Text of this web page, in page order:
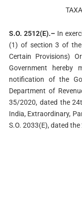
S.O. 2512(E).–In
(1) of section 3 of
Certain Provisions)
Government hereby
notification of the
Department of
35/2020, dated the
India, Extraordinary,
S.O. 2033(E), dated